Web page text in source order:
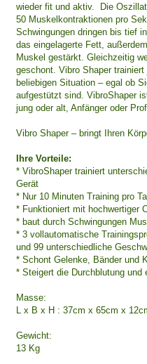
wieder fit und aktiv. Die
50 Muskelkontraktionen pro
Schwingungen dringen bis tief
das eingelagerte Fett,
Muskel gestärkt. Gleichzeitig
geschont. Vibro Shaper
beliebigen Situation – egal ob
aufgestützt sind. VibroShaper
jung oder alt, Anfänger oder
Vibro Shaper – bringt Ihren
Ihre Vorteile:
* VibroShaper trainiert
Gerät
* Nur 10 Minuten Training pro
* Funktioniert mit hochwertiger
* baut durch Schwingungen
* 3 vollautomatische
und 99 unterschiedliche
* Schont Gelenke, Bänder und
* Steigert die Durchblutung und
Masse:
L x B x H : 37cm x 65cm x
Gewicht:
13 Kg